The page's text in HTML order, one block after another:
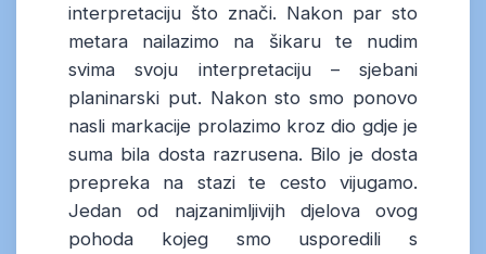
interpretaciju što znači. Nakon par sto
metara nailazimo na šikaru te nudim
svima svoju interpretaciju – sjebani
planinarski put. Nakon sto smo ponovo
nasli markacije prolazimo kroz dio gdje je
suma bila dosta razrusena. Bilo je dosta
prepreka na stazi te cesto vijugamo.
Jedan od najzanimljivijh djelova ovog
pohoda kojeg smo usporedili s